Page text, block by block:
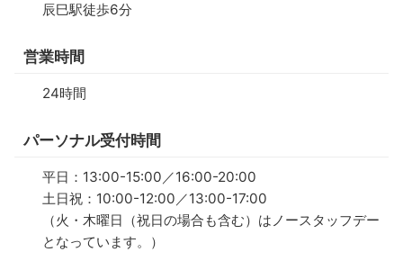
辰巳駅徒歩6分
営業時間
24時間
パーソナル受付時間
平日：13:00-15:00／16:00-20:00
土日祝：10:00-12:00／13:00-17:00
（火・木曜日（祝日の場合も含む）はノースタッフデー
となっています。）